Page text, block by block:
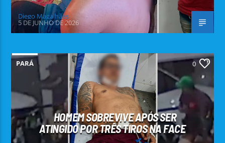
Diego Magalhães
5 DE JUNHO DE 2026
PARÁ 0
HOMEM SOBREVIVE APÓS SER
ATINGIDO POR TRÊS TIROS NA FACE